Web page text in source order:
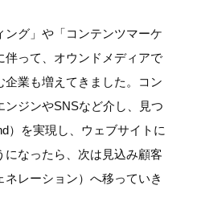
ング」や「コンテンツマーケ
伴って、オウンドメディアで
企業も増えてきました。コン
ンジンやSNSなど介し、見つ
）を実現し、ウェブサイトに
になったら、次は見込み顧客
レーション）へ移っていき